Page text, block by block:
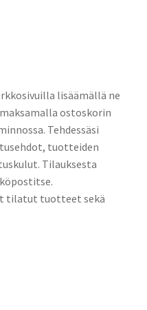
lisäämällä ne
ostoskorin
Tehdessäsi
tuotteiden
Tilauksesta
tilatut tuotteet sekä